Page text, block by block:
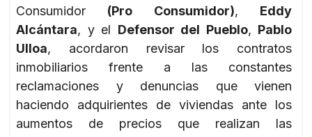
Consumidor (Pro Consumidor), Eddy
Alcántara, y el Defensor del Pueblo, Pablo
Ulloa, acordaron revisar los contratos
inmobiliarios frente a las constantes
reclamaciones y denuncias que vienen
haciendo adquirientes de viviendas ante los
aumentos de precios que realizan las